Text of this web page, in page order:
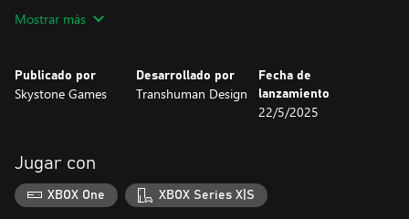
- Un agente de bolsa colocado
- Una niña mona
destrucción y el caos. Con derivas enfermizas desde la física de
conducción hasta reacciones en cadena a punto de estallar, el
mundo es dinámico y siempre cambiante. Todo ello respaldado
por una IA agresiva decidida a atraparte, ¡así que no te dejes
Mostrar más
Publicado por
Skystone Games
Desarrollado por
Transhuman Design
Fecha de
lanzamiento
22/5/2025
Jugar con
XBOX One XBOX Series X|S